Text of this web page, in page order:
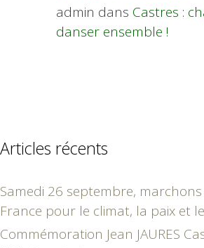
admin dans Castres :
danser ensemble !
Articles récents
Samedi 26 septembre,
France pour le climat, la paix et
Commémoration Jean JAURES